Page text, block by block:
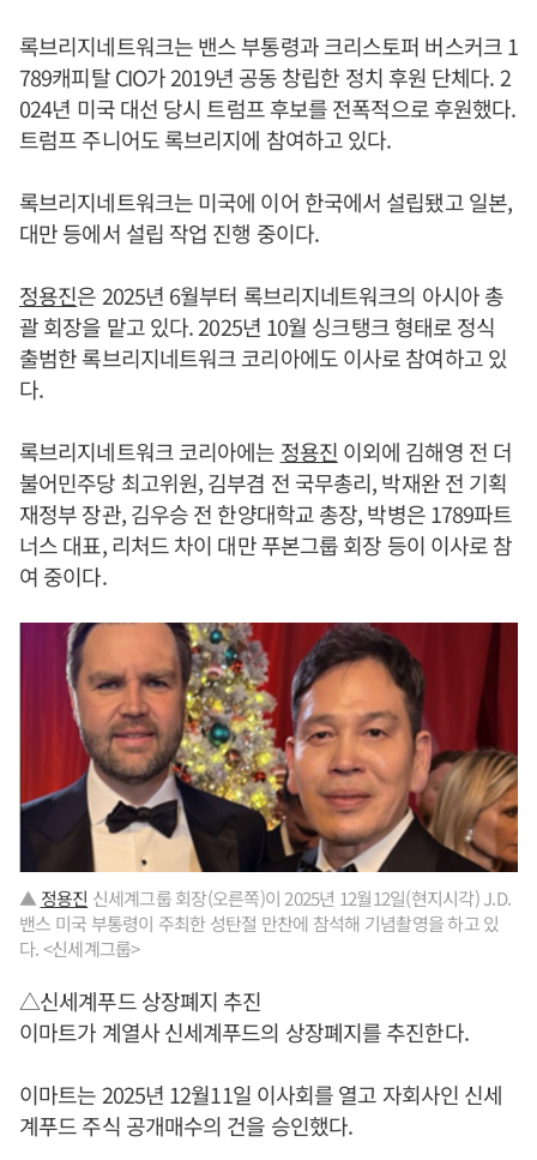
록브리지네트워크는 밴스 부통령과 크리스토퍼 버스커크 1
789캐피탈 CIO가 2019년 공동 창립한 정치 후원 단체다. 2
024년 미국 대선 당시 트럼프 후보를 전폭적으로 후원했다.
트럼프 주니어도 록브리지에 참여하고 있다.
록브리지네트워크는 미국에 이어 한국에서 설립됐고 일본,
대만 등에서 설립 작업 진행 중이다.
정용진은 2025년 6월부터 록브리지네트워크의 아시아 총
괄 회장을 맡고 있다. 2025년 10월 싱크탱크 형태로 정식
출범한 록브리지네트워크 코리아에도 이사로 참여하고 있
다.
록브리지네트워크 코리아에는 정용진 이외에 김해영 전 더
불어민주당 최고위원, 김부겸 전 국무총리, 박재완 전 기획
재정부 장관, 김우승 전 한양대학교 총장, 박병은 1789파트
너스 대표, 리처드 차이 대만 푸본그룹 회장 등이 이사로 참
여 중이다.
▲ 정용진 신세계그룹 회장(오른쪽)이 2025년 12월12일(현지시각) J.D.
밴스 미국 부통령이 주최한 성탄절 만찬에 참석해 기념촬영을 하고 있
다. <신세계그룹>
△신세계푸드 상장폐지 추진
이마트가 계열사 신세계푸드의 상장폐지를 추진한다.
이마트는 2025년 12월11일 이사회를 열고 자회사인 신세
계푸드 주식 공개매수의 건을 승인했다.